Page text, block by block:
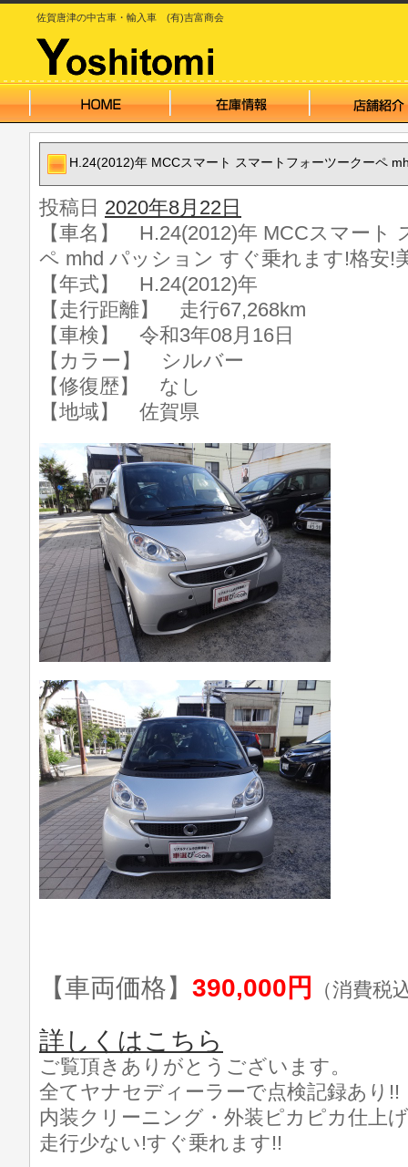
佐賀唐津の中古車・輸入車 (有)吉富商会
H.24(2012)年 MCCスマート スマートフォーツークーペ
投稿日 2020年8月22日
【車名】 H.24(2012)年 MCCスマート
ペ mhd パッション すぐ乗れます!格安!
【年式】 H.24(2012)年
【走行距離】 走行67,268km
【車検】 令和3年08月16日
【カラー】 シルバー
【修復歴】 なし
【地域】 佐賀県
【車両価格】 390,000円 （消費税
詳しくはこちら
ご覧頂きありがとうございます。
全てヤナセディーラーで点検記録あり!!
内装クリーニング・外装ピカピカ仕上
走行少ない!すぐ乗れます!!